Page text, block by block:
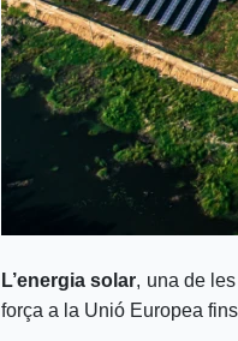
L’energia solar, una de
força a la Unió Europea